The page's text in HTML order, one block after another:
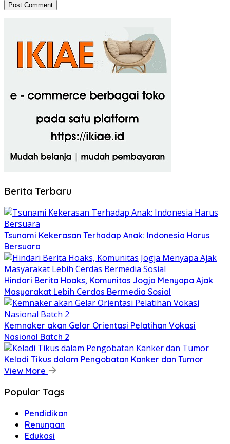
Berita Terbaru
Tsunami Kekerasan Terhadap Anak: Indonesia Harus
Bersuara
Hindari Berita Hoaks, Komunitas Jogja Menyapa Ajak
Masyarakat Lebih Cerdas Bermedia Sosial
Kemnaker akan Gelar Orientasi Pelatihan Vokasi
Nasional Batch 2
Keladi Tikus dalam Pengobatan Kanker dan Tumor
View More
Popular Tags
Pendidikan
Renungan
Edukasi